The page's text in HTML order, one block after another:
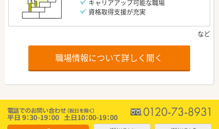
キャリアアップ可能な職場
資格取得支援が充実
職場情報について詳しく聞く